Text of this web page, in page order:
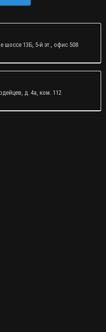
шоссе 13Б, 5-й эт., офис 508
д. 4а, ком. 112